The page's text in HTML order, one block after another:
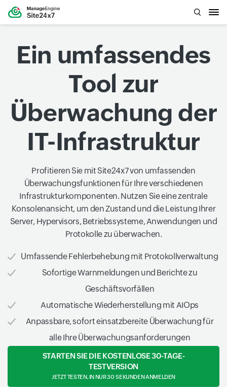
Ein umfassendes
Tool zur
Überwachung der
IT-Infrastruktur
Profitieren Sie mit Site24x7 von umfassenden
Überwachungsfunktionen für Ihre verschiedenen
Infrastrukturkomponenten. Nutzen Sie eine zentrale
Konsolenansicht, um den Zustand und die Leistung Ihrer
Server, Hypervisors, Betriebssysteme, Anwendungen und
Protokolle zu überwachen.
Umfassende Fehlerbehebung mit Protokollverwaltung
Sofortige Warnmeldungen und Berichte zu
Geschäftsvorfällen
Automatische Wiederherstellung mit AIOps
Anpassbare, sofort einsatzbereite Überwachung für
alle Ihre Überwachungsanforderungen
STARTEN SIE DIE KOSTENLOSE 30-TAGE-
TESTVERSION
JETZT TESTEN, IN NUR 30 SEKUNDEN ANMELDEN